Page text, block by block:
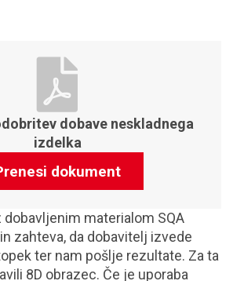
dobave neskladnega
izdelka
dokument
materialom SQA
zahteva, da dobavitelj izvede
ter nam pošlje rezultate. Za ta
8D obrazec. Če je uporaba